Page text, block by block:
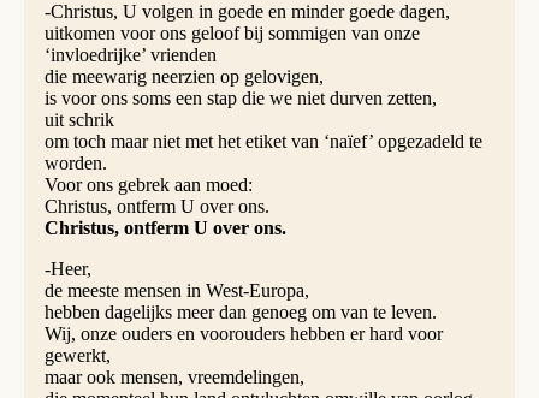
-Christus, U volgen in goede en minder goede dagen,
uitkomen voor ons geloof bij sommigen van onze
‘invloedrijke’ vrienden
die meewarig neerzien op gelovigen,
is voor ons soms een stap die we niet durven zetten,
uit schrik
om toch maar niet met het etiket van ‘naïef’ opgezadeld te
worden.
Voor ons gebrek aan moed:
Christus, ontferm U over ons.
Christus, ontferm U over ons.
-Heer,
de meeste mensen in West-Europa,
hebben dagelijks meer dan genoeg om van te leven.
Wij, onze ouders en voorouders hebben er hard voor
gewerkt,
maar ook mensen, vreemdelingen,